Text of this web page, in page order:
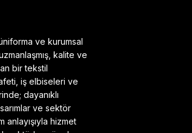
ve kurumsal
kalite ve
bir tekstil
iş elbiseleri ve
dayanıklı
ve sektör
anlayışıyla hizmet